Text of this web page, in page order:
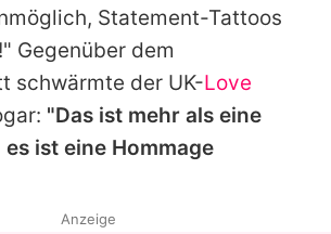
Statement-Tattoos
Gegenüber dem
schwärmte der UK-Love
"Das ist mehr als eine
ist eine Hommage
Anzeige